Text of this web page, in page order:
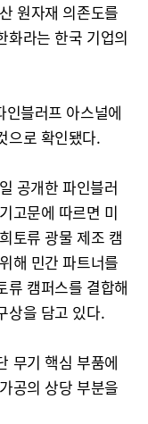
원자재 의존도를
화라는 한국 기업의
블러프 아스널에
으로 확인됐다.
공개한 파인블러
고문에 따르면 미
토류 광물 제조 캠
해 민간 파트너를
류 캠퍼스를 결합해
상을 담고 있다.
무기 핵심 부품에
공의 상당 부분을